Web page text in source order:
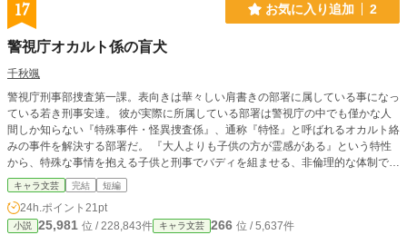
17 お気に入り追加 2
警視庁オカルト係の盲犬
千秋颯
警視庁刑事部捜査第一課。表向きは華々しい肩書きの部署に属している事になっ
ている若き刑事安達。 彼が実際に所属している部署は警視庁の中でも僅かな人
間しか知らない『特殊事件・怪異捜査係』、通称『特怪』と呼ばれるオカルト絡
みの事件を解決する部署だ。 『大人よりも子供の方が霊感がある』という特性
から、特殊な事情を抱える子供と刑事でバディを組ませる、非倫理的な体制で運
用されているこの組織は、政府や上層部から黙認される事で成り立っている。
そんな組織に属する安達は遠い親戚にあたる慧とバディを組み、日々怪異の対処
に追われていた。 そんなある日、安達は同期である友人から『ユーレイ』の相
談を持ち掛けられ、慧と捜査へ繰り出す事となり――？
キャラ文芸 完結 短編
24h.ポイント 21pt
小説 25,981 位 / 228,843件 キャラ文芸 266 位 / 5,637件